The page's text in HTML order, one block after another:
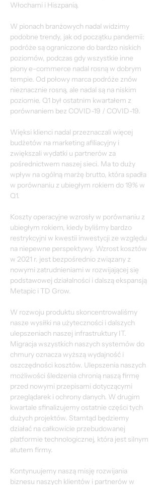
Włochami i Hiszpanią.
W pionach branżowych nadal widzimy
podobne trendy, jak od początku pandemii:
podróże są ograniczone do bardzo niskich
poziomów, podczas gdy wszystkie inne
piony e-commerce nadal rosną w dobrym
tempie. Od połowy marca podróże znów
nieznacznie rosną, ale nadal są na niskim
poziomie. Q1 był ostatnim kwartałem z
porównaniem bez COVID-19 / COVID-19.
Więksi klienci nadal przeznaczali więcej
budżetów na marketing afiliacyjny i
zwiększali wydatki u partnerów za
pośrednictwem naszej sieci. Ma to duży
wpływ na ogólną marżę brutto, która spadła
w porównaniu z ubiegłym rokiem do 19% w
Q1.
Koszty operacyjne wzrosły w porównaniu z
ubiegłym rokiem, kiedy byliśmy bardzo
restrykcyjni w kwestii inwestycji ze względu
na niepewne perspektywy. Wzrost kosztów
w 2021 r. jest bezpośrednio związany z
nowymi zatrudnieniami w rozwijającej się
podstawowej działalności i dalszą ekspansją
Metapic i TD Grow.
W rozwoju produktu skoncentrowaliśmy
nasze wysiłki na użyteczności i dalszych
ulepszeniach naszej infrastruktury IT.
Migracja wszystkich naszych systemów do
chmury oznacza wyższą wydajność i
oszczędności kosztów. Ulepszenia naszych
możliwości śledzenia chronią naszą firmę
przed nowymi przepisami dotyczącymi
przeglądarek i ochrony danych. W drugim
kwartale sfinalizujemy ostatnie części tych
dużych projektów. Stamtąd będziemy
działać na całkowicie przebudowanej
platformie technologicznej, która jest silnym
atutem firmy.
Kontynuujemy naszą misję rozwijania
biznesu naszych klientów i partnerów w